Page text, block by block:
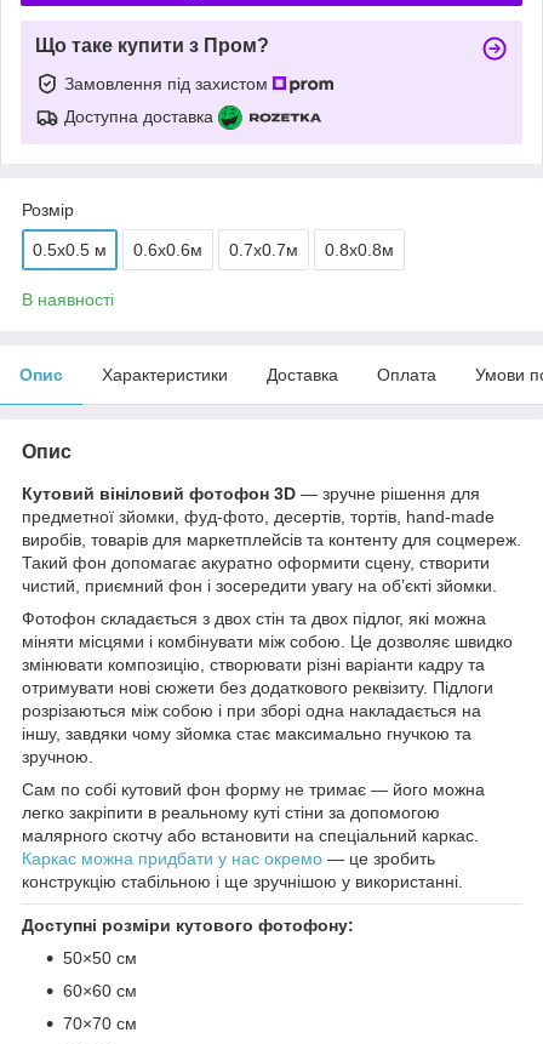
Що таке купити з Пром?
Замовлення під захистом
Доступна доставка
Розмір
0.5x0.5 м 0.6х0.6м 0.7х0.7м 0.8х0.8м
В наявності
Опис Характеристики Доставка Оплата Умови
Опис
Кутовий вініловий фотофон 3D — зручне рішення для
предметної зйомки, фуд-фото, десертів, тортів, hand-made
виробів, товарів для маркетплейсів та контенту для соцмереж.
Такий фон допомагає акуратно оформити сцену, створити
чистий, приємний фон і зосередити увагу на об’єкті зйомки.
Фотофон складається з двох стін та двох підлог, які можна
міняти місцями і комбінувати між собою. Це дозволяє швидко
змінювати композицію, створювати різні варіанти кадру та
отримувати нові сюжети без додаткового реквізиту. Підлоги
розрізаються між собою і при зборі одна накладається на
іншу, завдяки чому зйомка стає максимально гнучкою та
зручною.
Сам по собі кутовий фон форму не тримає — його можна
легко закріпити в реальному куті стіни за допомогою
малярного скотчу або встановити на спеціальний каркас.
Каркас можна придбати у нас окремо — це зробить
конструкцію стабільною і ще зручнішою у використанні.
Доступні розміри кутового фотофону:
50×50 см
60×60 см
70×70 см